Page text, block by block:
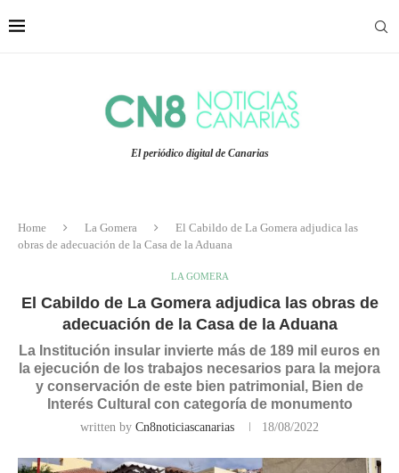
El periódico digital de Canarias
Home La Gomera
El Cabildo de La Gomera adjudica las
obras de adecuación de la Casa de la Aduana
LA GOMERA
El Cabildo de La Gomera adjudica las obras de
adecuación de la Casa de la Aduana
La Institución insular invierte más de 189 mil euros en
la ejecución de los trabajos necesarios para la mejora
y conservación de este bien patrimonial, Bien de
Interés Cultural con categoría de monumento
written by Cn8noticiascanarias 18/08/2022